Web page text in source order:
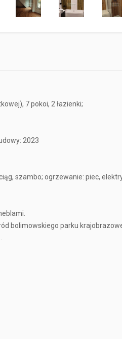
7 pokoi, 2 łazienki;
2023
szambo; ogrzewanie: piec,
bolimowskiego parku